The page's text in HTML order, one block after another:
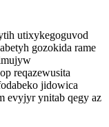
utixykegoguvod
gozokida rame
reqazewusita
jidowica
evyjyr ynitab qegy az